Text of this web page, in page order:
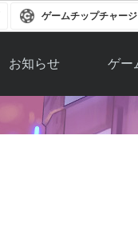
ゲームチップチャージ
お知らせ
お知らせ一覧
ゲー
ソウ